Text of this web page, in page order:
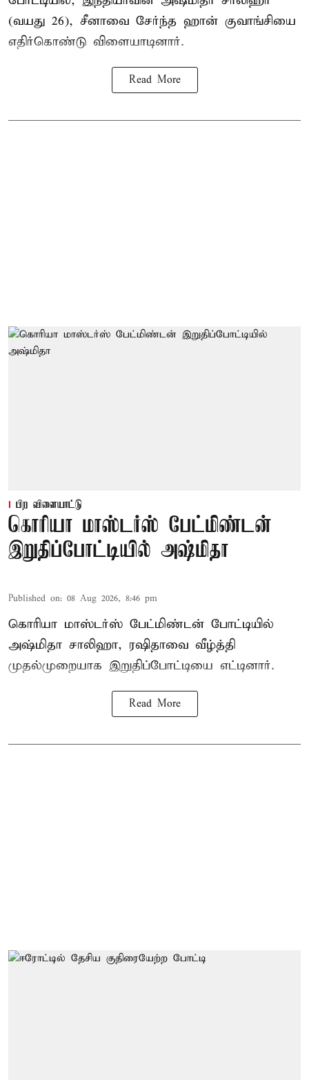
(வயது 26), சீனாவை சேர்ந்த ஹான் குவாங்சியை
எதிர்கொண்டு விளையாடினார்.
Read More
பிற விளையாட்டு
கொரியா மாஸ்டர்ஸ் பேட்மிண்டன்
இறுதிப்போட்டியில் அஷ்மிதா
Published on: 08 Aug 2026, 8:46 pm
கொரியா மாஸ்டர்ஸ் பேட்மிண்டன் போட்டியில்
அஷ்மிதா சாலிஹா, ரஷிதாவை வீழ்த்தி
முதல்முறையாக இறுதிப்போட்டியை எட்டினார்.
Read More